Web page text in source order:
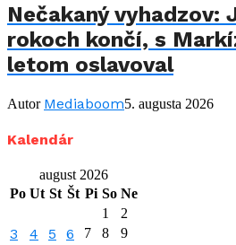
Nečakaný vyhadzov:
rokoch končí, s
letom oslavoval
Autor Mediaboom5. augusta 2026
Kalendár
august 2026
Po Ut St Št Pi So Ne
1
2
3 4 5 6 7 8
9